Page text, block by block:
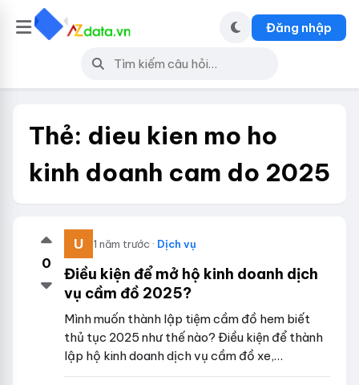
Đăng nhập
Thẻ: dieu kien mo ho
kinh doanh cam do 2025
0
1 năm trước · Dịch vụ
Điều kiện để mở hộ kinh doanh dịch
vụ cầm đồ 2025?
Mình muốn thành lập tiệm cầm đồ hem biết
thủ tục 2025 như thế nào? Điều kiện để thành
lập hộ kinh doanh dịch vụ cầm đồ xe,…